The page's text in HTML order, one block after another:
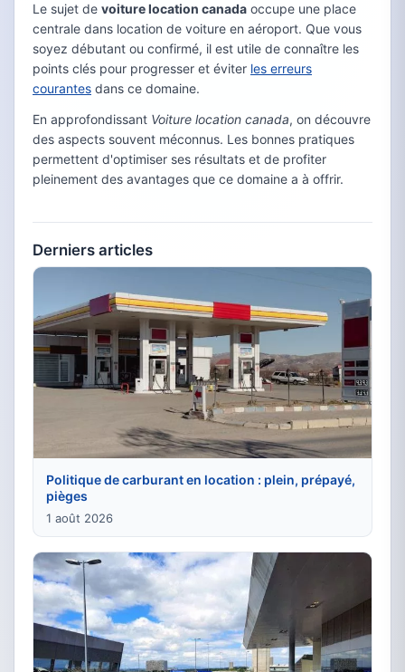
Le sujet de voiture location canada occupe une place
centrale dans location de voiture en aéroport. Que vous
soyez débutant ou confirmé, il est utile de connaître les
points clés pour progresser et éviter les erreurs
courantes dans ce domaine.
En approfondissant Voiture location canada, on découvre
des aspects souvent méconnus. Les bonnes pratiques
permettent d'optimiser ses résultats et de profiter
pleinement des avantages que ce domaine a à offrir.
Derniers articles
Politique de carburant en location : plein, prépayé,
pièges
1 août 2026